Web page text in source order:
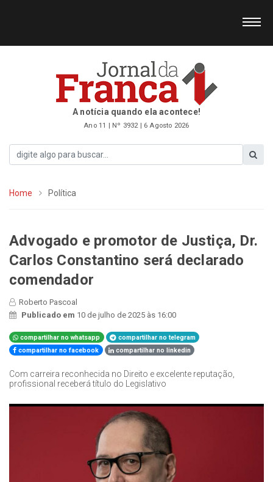
A notícia quando ela acontece!
Ano 11 | Nº 3932 | 6 Agosto 2026
Home Política
Advogado e promotor de Justiça, Dr.
Carlos Constantino será declarado
comendador
Roberto Pascoal
Publicado em 10 de julho de 2025 às 16:00
compartilhar no whatsapp
compartilhar no telegram
compartilhar no facebook
compartilhar no linkedin
Com carreira reconhecida no Direito e excelente reputação,
profissional receberá título do Legislativo